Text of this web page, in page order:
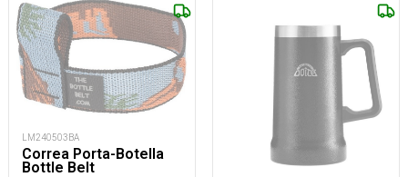
LM240503BA
Correa Porta-Botella
Bottle Belt